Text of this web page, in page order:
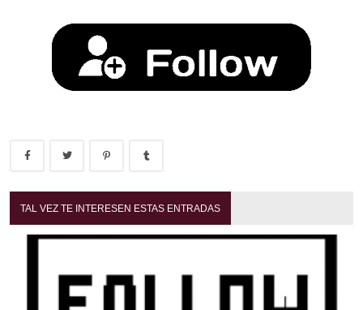
TAL VEZ TE INTERESEN ESTAS ENTRADAS